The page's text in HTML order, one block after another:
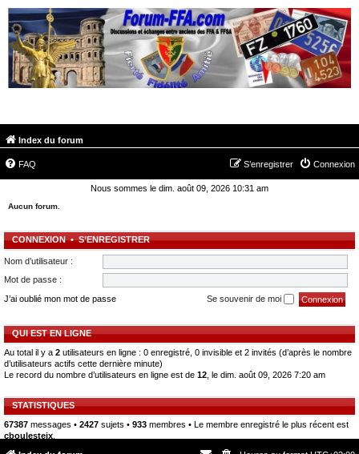
Index du forum
FAQ Connexion
S’enregistrer
Nous sommes le dim. août 09, 2026 10:31 am
Aucun forum.
CONNEXION•S’ENREGISTRER
Nom d’utilisateur :
Mot de passe :
J’ai oublié mon mot de passe
Se souvenir de moi
QUI EST EN LIGNE
Au total il y a 2 utilisateurs en ligne : 0 enregistré, 0 invisible et 2 invités (d’après le nombre
d’utilisateurs actifs cette dernière minute)
Le record du nombre d’utilisateurs en ligne est de 12 , le dim. août 09, 2026 7:20 am
STATISTIQUES
67387 messages • 2427 sujets • 933 membres • Le membre enregistré le plus récent est
cboulesteix